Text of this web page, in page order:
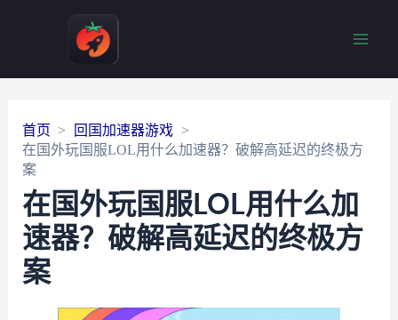
首页
回国加速器游戏
在国外玩国服LOL用什么加速器？破解高延迟的终极方
案
在国外玩国服LOL用什么加
速器？破解高延迟的终极方
案